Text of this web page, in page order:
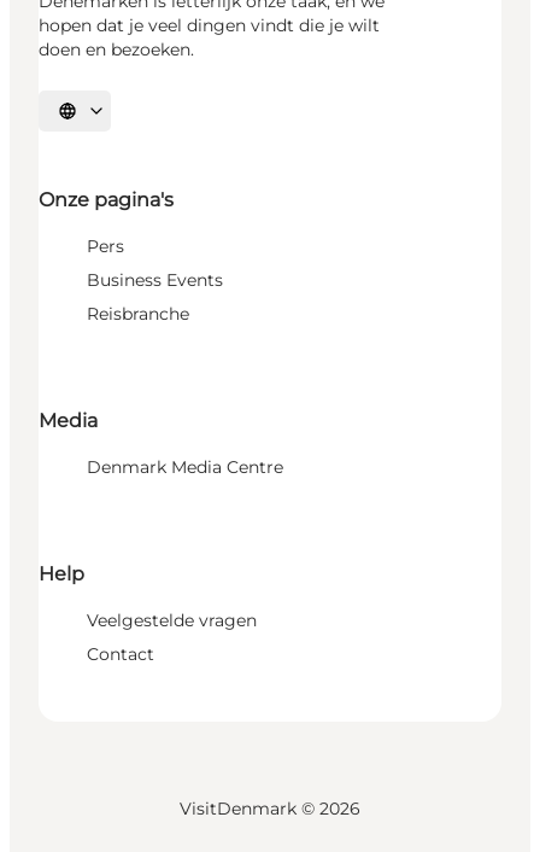
hopen dat je veel dingen vindt die je wilt
doen en bezoeken.
Selecteer taal
Onze pagina's
Pers
Business Events
Reisbranche
Media
Denmark Media Centre
Help
Veelgestelde vragen
Contact
VisitDenmark © 2026